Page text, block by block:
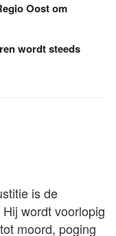
Oost om
wordt steeds
is de
wordt voorlopig
moord, poging